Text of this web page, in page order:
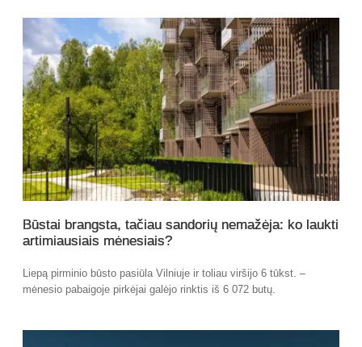
Būstai brangsta, tačiau sandorių nemažėja: ko laukti
artimiausiais mėnesiais?
Liepą pirminio būsto pasiūla Vilniuje ir toliau viršijo 6 tūkst. –
mėnesio pabaigoje pirkėjai galėjo rinktis iš 6 072 butų.